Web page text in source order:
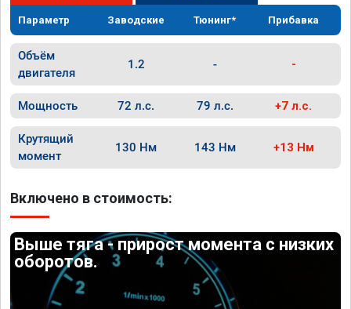
Параметр Заводские Тюнинг* Прибавка
Объём
двигателя
1.2 - -
Мощность 72 л.с. 79 л.с. +7 л.с.
Крутящий
момент
130 Нм 143 Нм +13 Нм
Включено в стоимость:
Выше тяга - прирост момента с низких
оборотов.